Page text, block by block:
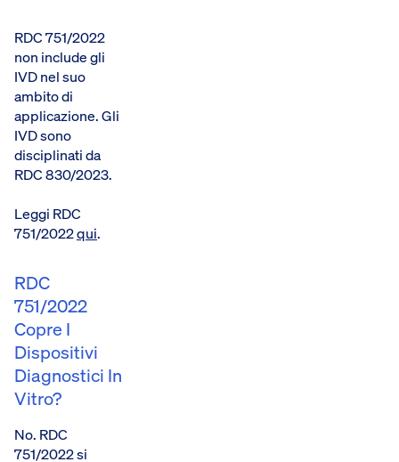
RDC 751/2022
non include gli
IVD nel suo
ambito di
applicazione. Gli
IVD sono
disciplinati da
RDC 830/2023.
Leggi RDC
751/2022qui.
RDC
751/2022
Copre I
Dispositivi
Diagnostici In
Vitro?
No. RDC
751/2022 si